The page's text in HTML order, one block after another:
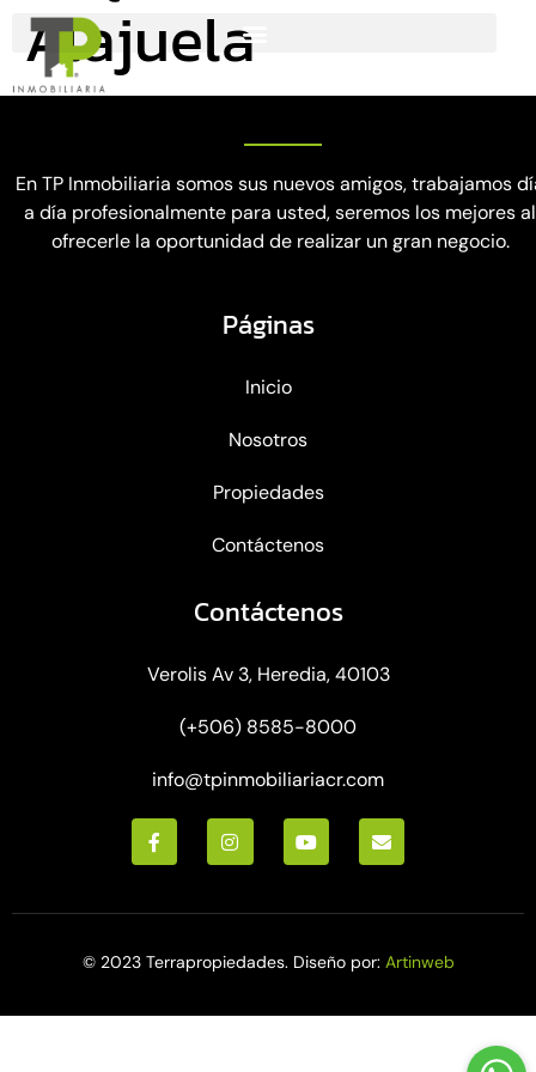
Alajuela
En TP Inmobiliaria somos sus nuevos amigos, trabajamos
a día profesionalmente para usted, seremos los mejores al
ofrecerle la oportunidad de realizar un gran negocio.
Páginas
Inicio
Nosotros
Propiedades
Contáctenos
Contáctenos
Verolis Av 3, Heredia, 40103
(+506) 8585-8000
info@tpinmobiliariacr.com
© 2023 Terrapropiedades. Diseño por: Artinweb